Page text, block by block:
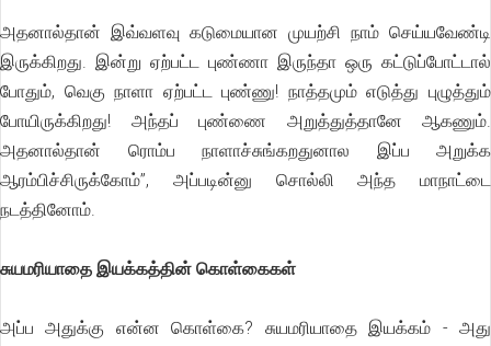
அதனால்தான் இவ்வளவு கடுமையான முயற்சி நாம் செய்யவேண்டி
இருக்கிறது. இன்று ஏற்பட்ட புண்ணா இருந்தா ஒரு கட்டுப்போட்டால்
போதும், வெகு நாளா ஏற்பட்ட புண்ணு! நாத்தமும் எடுத்து புழுத்தும்
போயிருக்கிறது! அந்தப் புண்ணை அறுத்துத்தானே ஆகணும்.
அதனால்தான் ரொம்ப நாளாச்சுங்கறதுனால இப்ப அறுக்க
ஆரம்பிச்சிருக்கோம்’’, அப்படின்னு சொல்லி அந்த மாநாட்டை
நடத்தினோம்.
சுயமரியாதை இயக்கத்தின் கொள்கைகள்
அப்ப அதுக்கு என்ன கொள்கை? சுயமரியாதை இயக்கம் - அது